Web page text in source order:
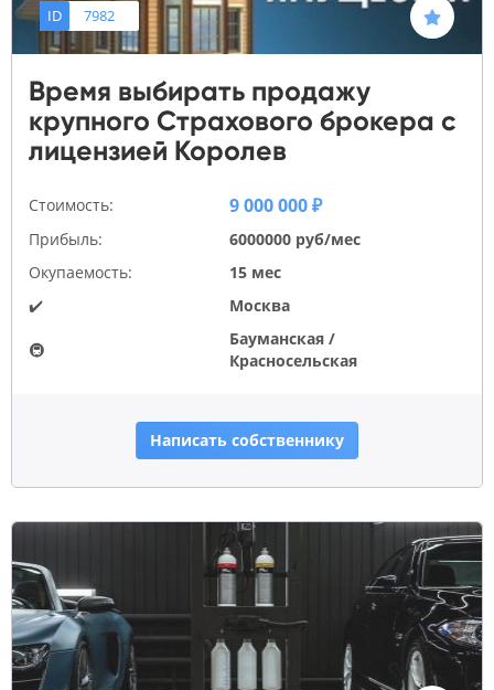
ID 7982
Время выбирать продажу
крупного Страхового брокера с
лицензией Королев
Стоимость: 9 000 000 ₽
Прибыль:
6000000 руб/мес
Окупаемость:
15 мес
✔️
Москва
🚇
Бауманская /
Красносельская
Написать собственнику